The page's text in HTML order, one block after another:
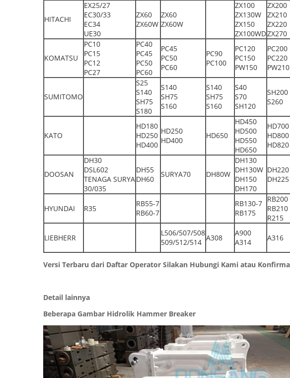
HITACHI
EX25/27
EC30/33
EC34
UE30
ZX60
ZX60W
ZX60
ZX60W
ZX100
ZX130W
ZX150
ZX100WD
ZX200
ZX210
ZX220
ZX270
KOMATSU
PC10
PC15
PC12
PC27
PC40
PC45
PC50
PC60
PC45
PC50
PC60
PC90
PC100
PC120
PC150
PW150
PC200
PC220
PW210
SUMITOMO
S25
S140
SH75
S180
S140
SH75
S160
S140
SH75
S160
S40
S70
SH120
SH200
S260
KATO
HD180
HD250
HD400
HD250
HD400
HD650
HD450
HD500
HD550
HD650
HD700
HD800
HD820
DOOSAN
DH30
DSL602
TENAGA SURYA
30/035
DH55
DH60
SURYA70 DH80W
DH130
DH130W
DH150
DH170
DH220
DH225
HYUNDAI R35
RB55-7
RB60-7
RB130-7
RB175
RB200
RB210
R215
LIEBHERR
L506/507/508
509/512/514 A308
A900
A314
A316
Versi Terbaru dari Daftar Operator Silakan Hubungi Kami atau
Detail lainnya
Beberapa Gambar Hidrolik Hammer Breaker